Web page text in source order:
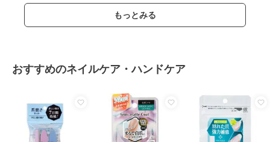
もっとみる
おすすめのネイルケア・ハンドケア